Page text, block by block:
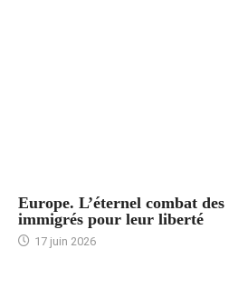
Europe. L’éternel combat des
immigrés pour leur liberté
17 juin 2026